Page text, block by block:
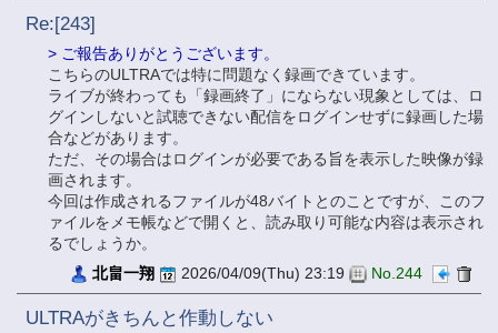
Re:[243]
> ご報告ありがとうございます。
こちらのULTRAでは特に問題なく録画できています。
ライブが終わっても「録画終了」にならない現象としては、ロ
グインしないと試聴できない配信をログインせずに録画した場
合などがあります。
ただ、その場合はログインが必要である旨を表示した映像が録
画されます。
今回は作成されるファイルが48バイトとのことですが、このフ
ァイルをメモ帳などで開くと、読み取り可能な内容は表示され
るでしょうか。
北畠一翔
2026/04/09(Thu) 23:19 No.244
ULTRAがきちんと作動しない